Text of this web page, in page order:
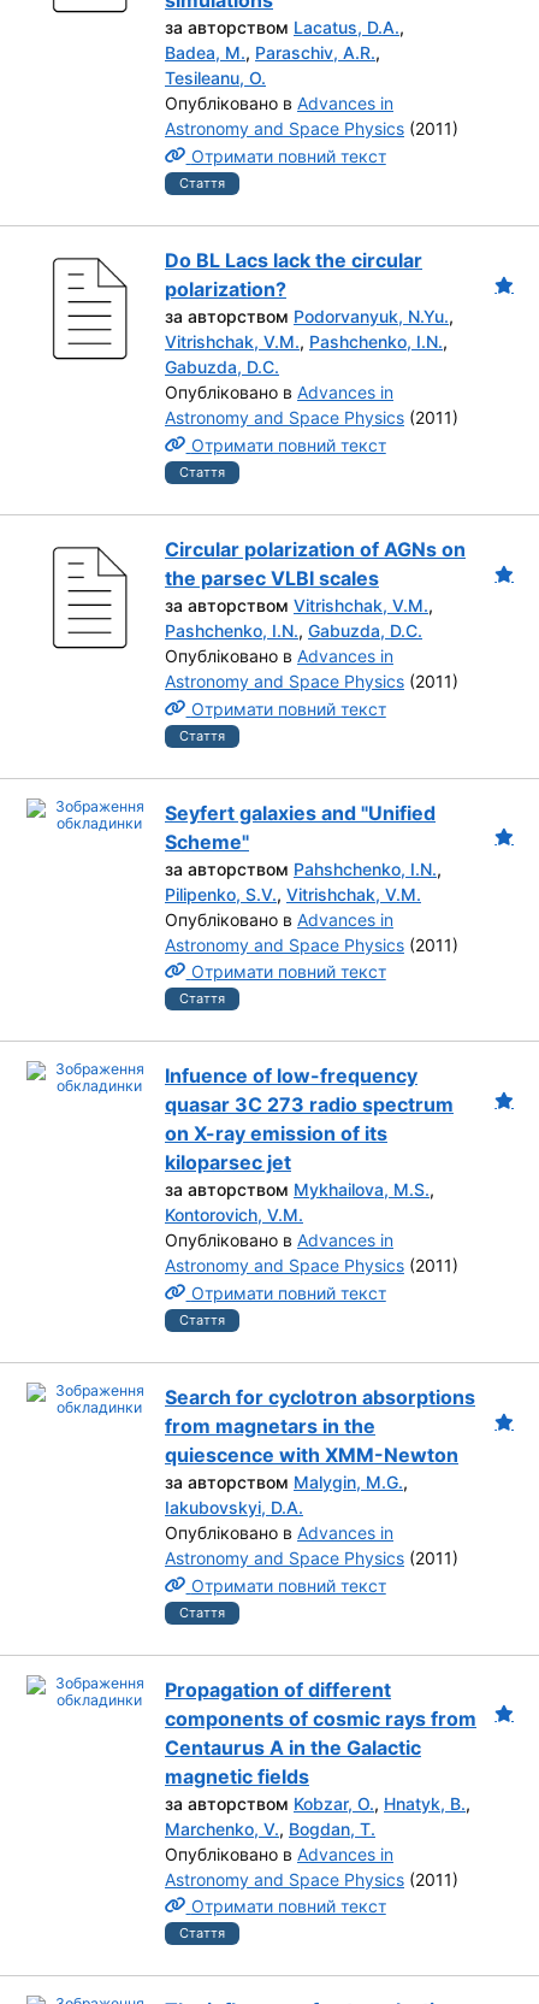
за авторством Lacatus, D.A.,
Badea, M., Paraschiv, A.R.,
Tesileanu, O.
Опубліковано в Advances in
Astronomy and Space Physics (2011)
Отримати повний текст
Стаття
Do BL Lacs lack the circular
polarization?
за авторством Podorvanyuk, N.Yu.,
Vitrishchak, V.M., Pashchenko, I.N.,
Gabuzda, D.C.
Опубліковано в Advances in
Astronomy and Space Physics (2011)
Отримати повний текст
Стаття
Circular polarization of AGNs on
the parsec VLBI scales
за авторством Vitrishchak, V.M.,
Pashchenko, I.N., Gabuzda, D.C.
Опубліковано в Advances in
Astronomy and Space Physics (2011)
Отримати повний текст
Стаття
Seyfert galaxies and "Unified
Scheme"
за авторством Pahshchenko, I.N.,
Pilipenko, S.V., Vitrishchak, V.M.
Опубліковано в Advances in
Astronomy and Space Physics (2011)
Отримати повний текст
Стаття
Infuence of low-frequency
quasar 3C 273 radio spectrum
on X-ray emission of its
kiloparsec jet
за авторством Mykhailova, M.S.,
Kontorovich, V.M.
Опубліковано в Advances in
Astronomy and Space Physics (2011)
Отримати повний текст
Стаття
Search for cyclotron absorptions
from magnetars in the
quiescence with XMM-Newton
за авторством Malygin, M.G.,
Iakubovskyi, D.A.
Опубліковано в Advances in
Astronomy and Space Physics (2011)
Отримати повний текст
Стаття
Propagation of different
components of cosmic rays from
Centaurus A in the Galactic
magnetic fields
за авторством Kobzar, O., Hnatyk, B.,
Marchenko, V., Bogdan, T.
Опубліковано в Advances in
Astronomy and Space Physics (2011)
Отримати повний текст
Стаття